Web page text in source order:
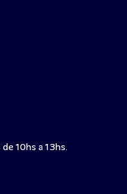
10hs a 13hs.